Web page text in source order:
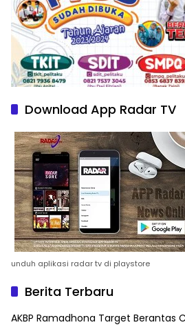
Download App Radar TV
unduh aplikasi radar tv di playstore
Berita Terbaru
AKBP Ramadhona Target Berantas